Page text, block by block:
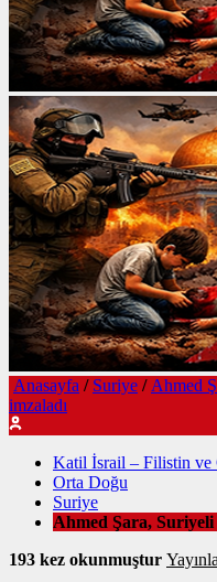
Anasayfa / Suriye / Ahmed
imzaladı
Katil İsrail – Filistin ve
Orta Doğu
Suriye
Ahmed Şara,
193 kez okunmuştur